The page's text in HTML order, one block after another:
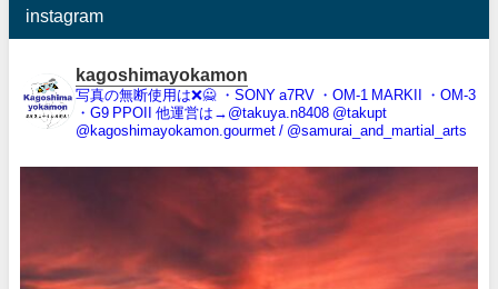
instagram
kagoshimayokamon
写真の無断使用は❌️🙅 ・SONY a7RV ・OM-1 MARKII
・OM-3
・G9 PPOII
他運営は→@takuya.n8408 @takupt
@kagoshimayokamon.gourmet / @samurai_and_martial_arts